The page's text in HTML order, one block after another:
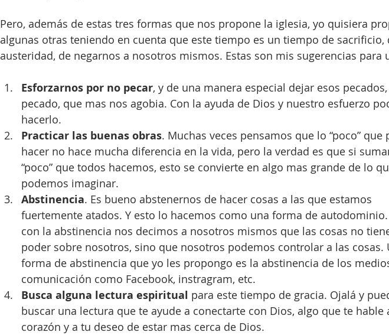
Pero, además de estas tres formas que nos propone la iglesia, yo quisiera
algunas otras teniendo en cuenta que este tiempo es un tiempo de sacrificio,
austeridad, de negarnos a nosotros mismos. Estas son mis sugerencias para
Esforzarnos por no pecar, y de una manera especial dejar esos
pecado, que mas nos agobia. Con la ayuda de Dios y nuestro esfuerzo
hacerlo.
Practicar las buenas obras. Muchas veces pensamos que lo “poco” que
hacer no hace mucha diferencia en la vida, pero la verdad es que si
“poco” que todos hacemos, esto se convierte en algo mas grande de lo
podemos imaginar.
Abstinencia. Es bueno abstenernos de hacer cosas a las que estamos
fuertemente atados. Y esto lo hacemos como una forma de autodominio.
con la abstinencia nos decimos a nosotros mismos que las cosas no
poder sobre nosotros, sino que nosotros podemos controlar a las cosas.
forma de abstinencia que yo les propongo es la abstinencia de los
comunicación como Facebook, instragram, etc.
Busca alguna lectura espiritual para este tiempo de gracia. Ojalá y
buscar una lectura que te ayude a conectarte con Dios, algo que te hable
corazón y a tu deseo de estar mas cerca de Dios.